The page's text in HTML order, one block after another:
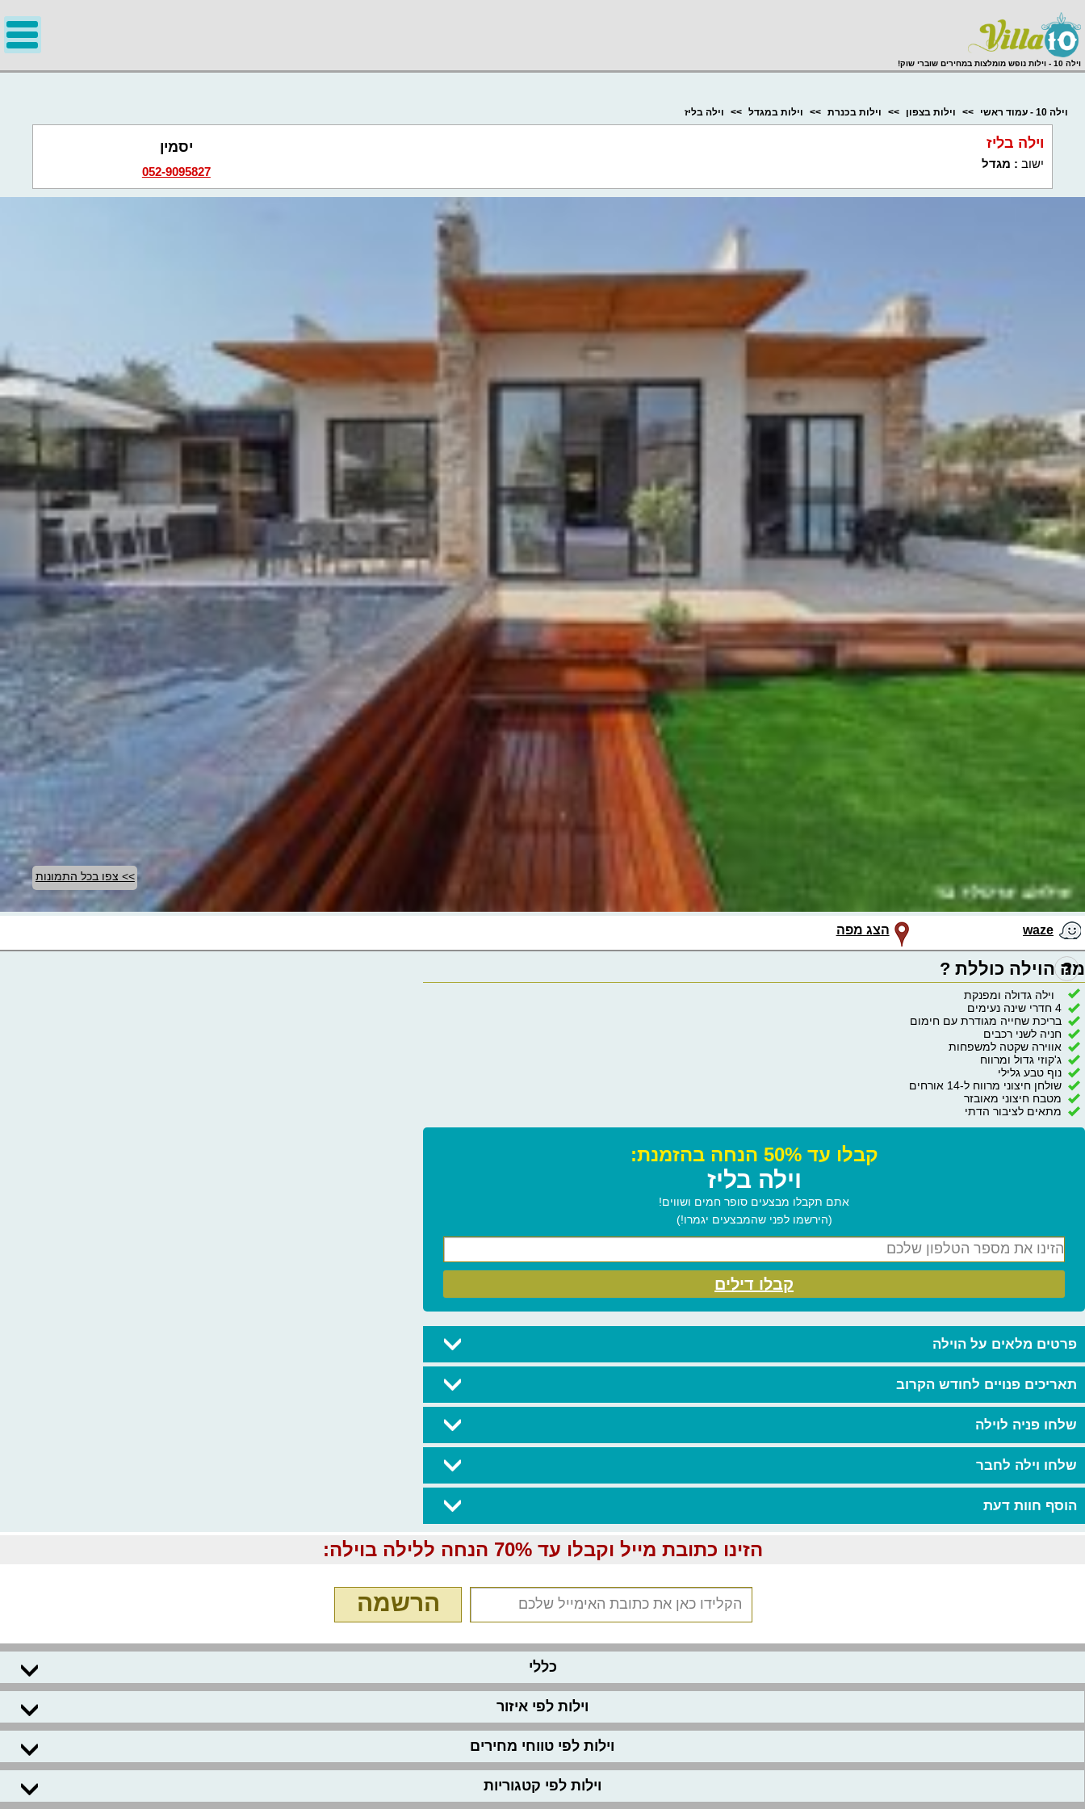
וילה 10 - וילות נופש מומלצות במחירים שוברי שוק!
וילה 10 - עמוד ראשי וילות בצפון וילות בכנרת וילות במגדל וילה בליז
וילה בליז
ישוב : מגדל
יסמין
052-9095827
>> צפו בכל התמונות
waze הצג מפה
?
מה הוילה כוללת ?
וילה גדולה ומפנקת
4 חדרי שינה נעימים
בריכת שחייה מגודרת עם חימום
חניה לשני רכבים
אווירה שקטה למשפחות
ג'קוזי גדול ומרווח
נוף טבע גלילי
שולחן חיצוני מרווח ל-14 אורחים
מטבח חיצוני מאובזר
מתאים לציבור הדתי
קבלו עד 50% הנחה בהזמנת:
וילה בליז
אתם תקבלו מבצעים סופר חמים ושווים!
(הירשמו לפני שהמבצעים יגמרו!)
קבלו דילים
פרטים מלאים על הוילה
תאריכים פנויים לחודש הקרוב
שלחו פניה לוילה
שלחו וילה לחבר
הוסף חוות דעת
הזינו כתובת מייל וקבלו עד 70% הנחה ללילה בוילה:
הרשמה
כללי
וילות לפי איזור
וילות לפי טווחי מחירים
וילות לפי קטגוריות